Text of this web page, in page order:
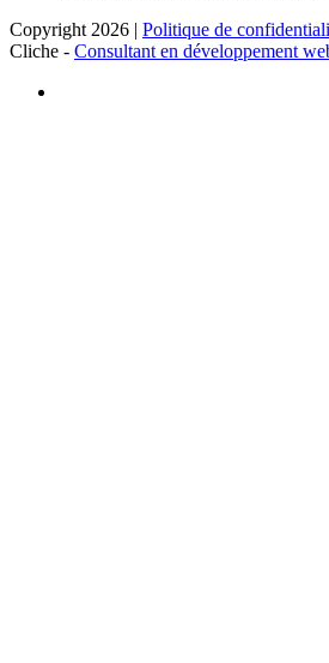
Copyright 2026 | Politique de
Cliche - Consultant en développement